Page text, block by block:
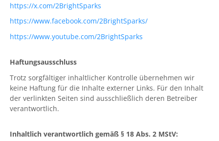
Upgrade toSyncBackPro/SE V12
Buy Upgrade Assurance
Competitive Upgrade Offer
Volume and ENP Discounts
Become an Affiliate
https://x.com/2BrightSparks
https://www.facebook.com/2BrightSparks/
https://www.youtube.com/2BrightSparks
Haftungsausschluss
Trotz sorgfältiger inhaltlicher Kontrolle übernehmen wir
keine Haftung für die Inhalte externer Links. Für den Inhalt
der verlinkten Seiten sind ausschließlich deren Betreiber
verantwortlich.
Inhaltlich verantwortlich gemäß § 18 Abs. 2 MStV: